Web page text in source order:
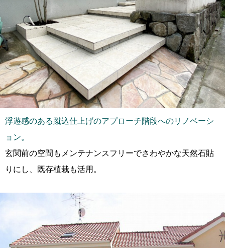
浮遊感のある蹴込仕上げのアプローチ階段へのリノベーシ
ョン。
玄関前の空間もメンテナンスフリーでさわやかな天然石貼
りにし、既存植栽も活用。